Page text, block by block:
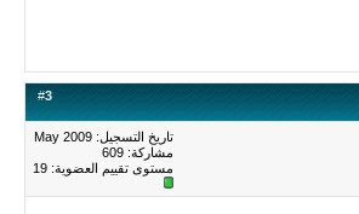
#3
تاريخ التسجيل: May 2009
مشاركة: 609
مستوى تقييم العضوية: 19